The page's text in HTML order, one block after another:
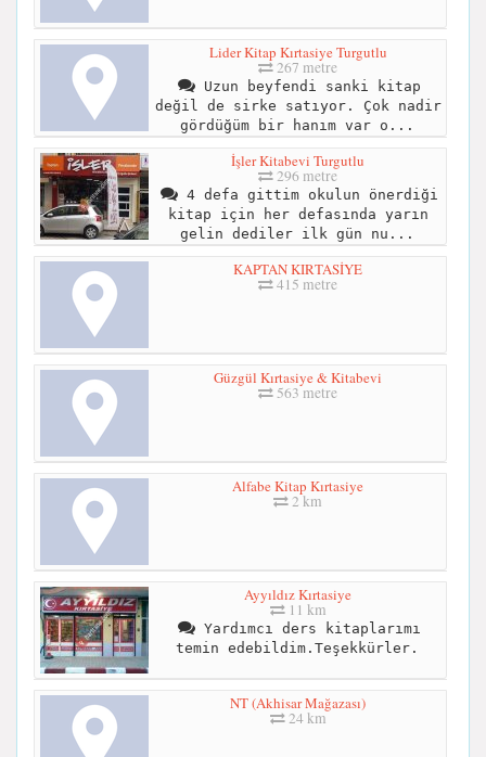
Lider Kitap Kırtasiye Turgutlu
267 metre
Uzun beyfendi sanki kitap
değil de sirke satıyor. Çok nadir
gördüğüm bir hanım var o...
İşler Kitabevi Turgutlu
296 metre
4 defa gittim okulun önerdiği
kitap için her defasında yarın
gelin dediler ilk gün nu...
KAPTAN KIRTASİYE
415 metre
Güzgül Kırtasiye & Kitabevi
563 metre
Alfabe Kitap Kırtasiye
2 km
Ayyıldız Kırtasiye
11 km
Yardımcı ders kitaplarımı
temin edebildim.Teşekkürler.
NT (Akhisar Mağazası)
24 km